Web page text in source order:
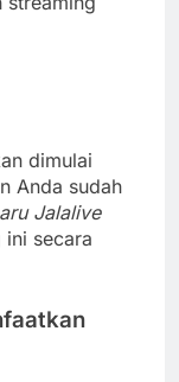
dimulai
Anda sudah
Jalalive
ini secara